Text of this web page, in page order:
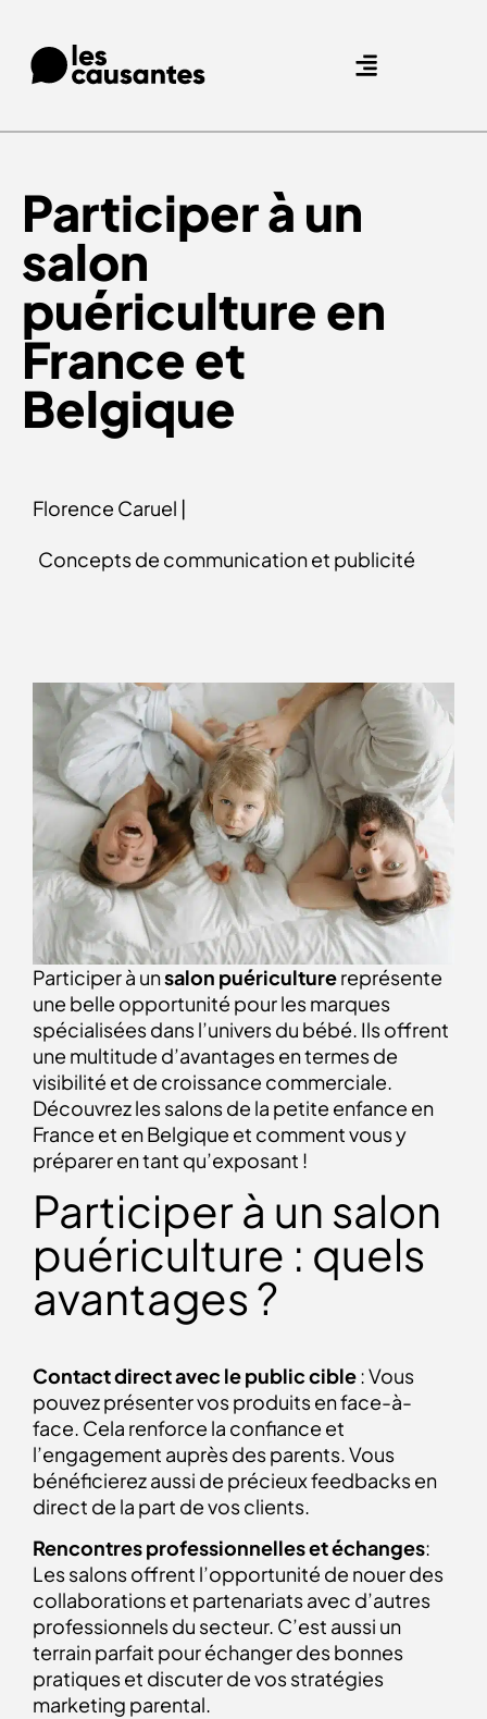
Participer à un
salon
puéricultureen
France et
Belgique
Florence Caruel |
Concepts de communication et publicité
Participer à unsalon puériculturereprésente
une belle opportunité pour les marques
spécialisées dans l’univers du bébé. Ils offrent
une multitude d’avantages en termes de
visibilité et de croissance commerciale.
Découvrez les salons de la petite enfance en
France et en Belgique et comment vous y
préparer en tant qu’exposant !
Participer à un salon
puériculture : quels
avantages ?
Contact direct avec le public cible: Vous
pouvez présenter vos produits en face-à-
face. Cela renforce la confiance et
l’engagement auprès des parents. Vous
bénéficierez aussi de précieux feedbacks en
direct de la part de vos clients.
Rencontres professionnelles et échanges:
Les salons offrent l’opportunité de nouer des
collaborations et partenariats avec d’autres
professionnels du secteur. C’est aussi un
terrain parfait pour échanger des bonnes
pratiques et discuter de vos stratégies
marketing parental.